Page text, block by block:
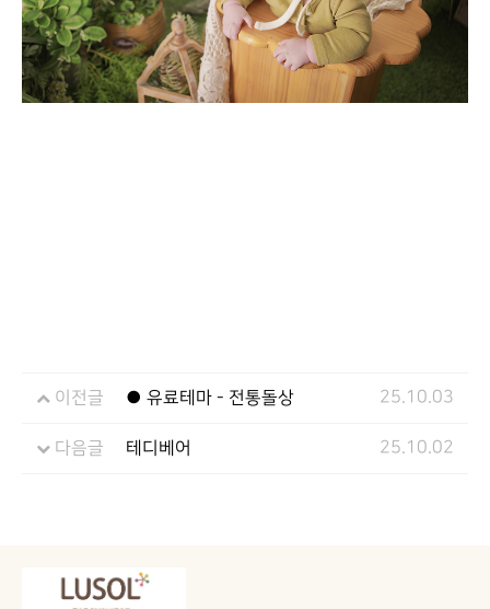
이전글 ● 유료테마 - 전통돌상 25.10.03
다음글 테디베어 25.10.02